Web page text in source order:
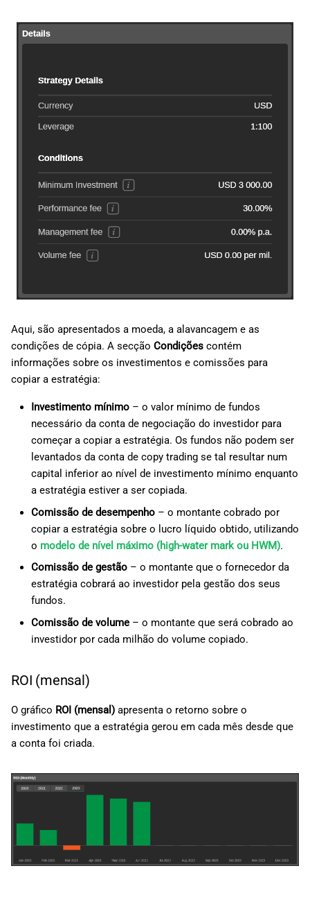
Aqui, são apresentados a moeda, a alavancagem e as
condições de cópia. A secção Condições contém
informações sobre os investimentos e comissões para
copiar a estratégia:
Investimento mínimo– o valor mínimo de fundos
necessário da conta de negociação do investidor para
começar a copiar a estratégia. Os fundos não podem ser
levantados da conta de copy trading se tal resultar num
capital inferior ao nível de investimento mínimo enquanto
a estratégia estiver a ser copiada.
Comissão de desempenho– o montante cobrado por
copiar a estratégia sobre o lucro líquido obtido, utilizando
o modelo de nível máximo (high-water mark ou HWM).
Comissão de gestão– o montante que o fornecedor da
estratégia cobrará ao investidor pela gestão dos seus
fundos.
Comissão de volume– o montante que será cobrado ao
investidor por cada milhão do volume copiado.
ROI (mensal)
O gráfico ROI (mensal) apresenta o retorno sobre o
investimento que a estratégia gerou em cada mês desde que
a conta foi criada.